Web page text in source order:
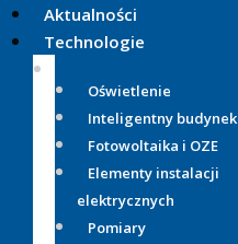
Aktualności
Technologie
Oświetlenie
Inteligentny budynek
Fotowoltaika i OZE
Elementy instalacji
elektrycznych
Pomiary